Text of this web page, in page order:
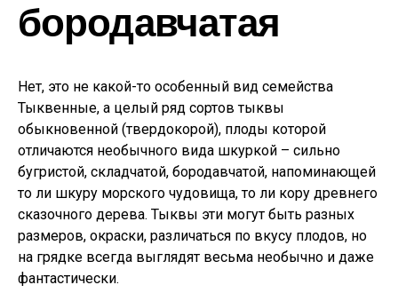
бородавчатая
Нет, это не какой-то особенный вид семейства
Тыквенные, а целый ряд сортов тыквы
обыкновенной (твердокорой), плоды которой
отличаются необычного вида шкуркой – сильно
бугристой, складчатой, бородавчатой, напоминающей
то ли шкуру морского чудовища, то ли кору древнего
сказочного дерева. Тыквы эти могут быть разных
размеров, окраски, различаться по вкусу плодов, но
на грядке всегда выглядят весьма необычно и даже
фантастически.